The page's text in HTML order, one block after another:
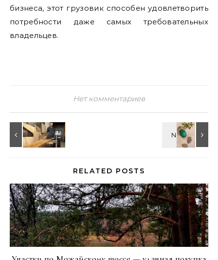
бизнеса, этот грузовик способен удовлетворить
потребности даже самых требовательных
владельцев.
Нет комментариев
RELATED POSTS